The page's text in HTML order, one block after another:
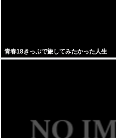
青春18きっぷで旅してみたかった人生